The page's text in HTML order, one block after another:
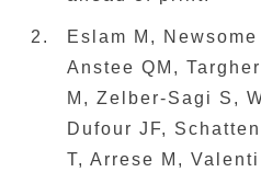
Eslam M,
Anstee QM,
M, Zelber-Sagi S,
Dufour JF,
T, Arrese M,